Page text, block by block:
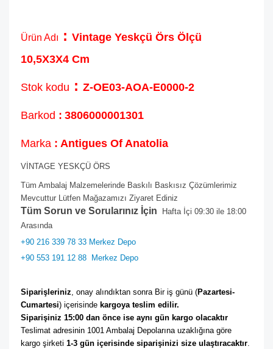
Ürün Adı : Vintage Yeskçü Örs Ölçü
10,5X3X4 Cm
Stok kodu : Z-OE03-AOA-E0000-2
Barkod : 3806000001301
Marka : Antigues Of Anatolia
VİNTAGE YESKÇÜ ÖRS
Tüm Ambalaj Malzemelerinde Baskılı Baskısız Çözümlerimiz
Mevcuttur Lütfen Mağazamızı Ziyaret Ediniz
Tüm Sorun ve Sorularınız İçin Hafta İçi 09:30 ile 18:00
Arasında
+90 216 339 78 33 Merkez Depo
+90 553 191 12 88 Merkez Depo
Siparişleriniz, onay alındıktan sonra Bir iş günü (Pazartesi-
Cumartesi) içerisinde kargoya teslim edilir.
Siparişiniz 15:00 dan önce ise aynı gün kargo olacaktır
Teslimat adresinin 1001 Ambalaj Depolarına uzaklığına göre
kargo şirketi 1-3 gün içerisinde siparişinizi size ulaştıracaktır.